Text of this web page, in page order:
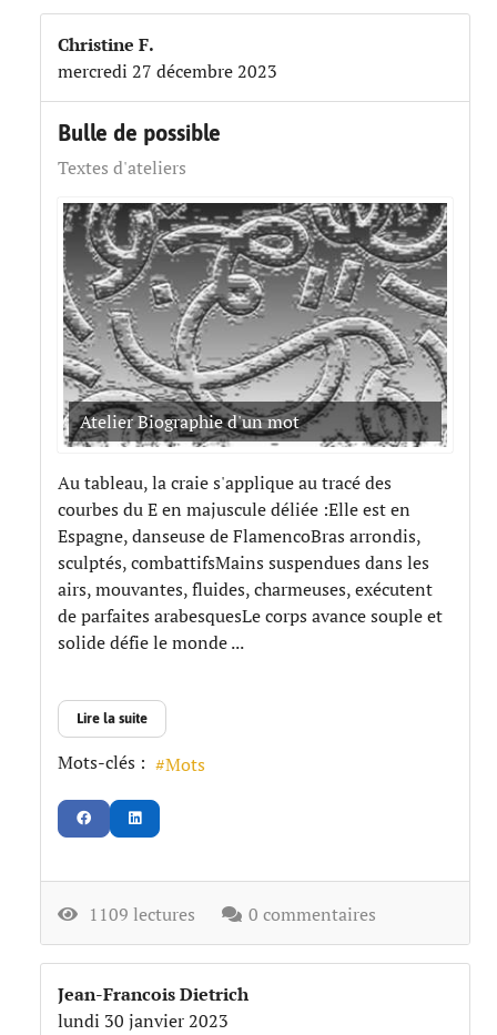
Christine F.
mercredi 27 décembre 2023
Bulle de possible
Textes d'ateliers
Atelier Biographie d'un mot
Au tableau, la craie s'applique au tracé des
courbes du E en majuscule déliée :Elle est en
Espagne, danseuse de FlamencoBras arrondis,
sculptés, combattifsMains suspendues dans les
airs, mouvantes, fluides, charmeuses, exécutent
de parfaites arabesquesLe corps avance souple et
solide défie le monde ...
Lire la suite
Mots-clés : Mots
1109 lectures 0 commentaires
Jean-Francois Dietrich
lundi 30 janvier 2023